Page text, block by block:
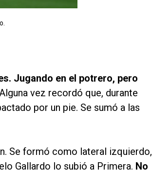
Jugando en el potrero, pero
vez recordó que, durante
por un pie. Se sumó a las
Se formó como lateral izquierdo,
Gallardo lo subió a Primera. No